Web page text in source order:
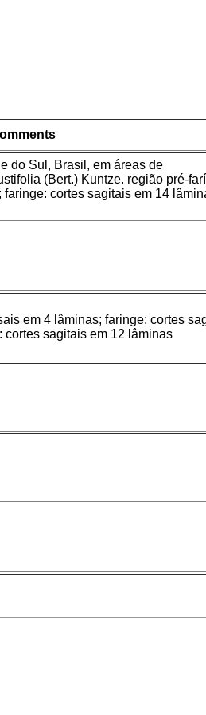
do Sul, Brasil, em áreas de
(Bert.) Kuntze. região pré-
cortes sagitais em 14
em 4 lâminas; faringe: cortes
sagitais em 12 lâminas